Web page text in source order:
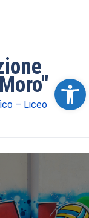
– Liceo